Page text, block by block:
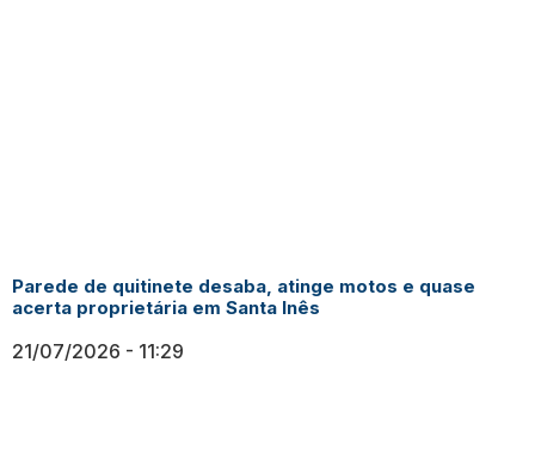
Parede de quitinete desaba, atinge motos e quase
acerta proprietária em Santa Inês
21/07/2026 11:29